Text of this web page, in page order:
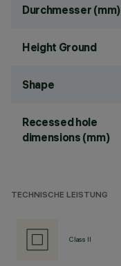
Durchmesser (mm)
Height Ground
Shape
Recessed hole
dimensions (mm)
TECHNISCHE LEISTUNG
Class II